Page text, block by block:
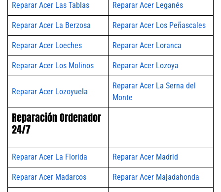
Reparar Acer Las Tablas Reparar Acer Leganés
Reparar Acer La Berzosa Reparar Acer Los Peñascales
Reparar Acer Loeches Reparar Acer Loranca
Reparar Acer Los Molinos Reparar Acer Lozoya
Reparar Acer Lozoyuela
Reparar Acer La Serna del
Monte
Reparación Ordenador
24/7
Reparar Acer La Florida Reparar Acer Madrid
Reparar Acer Madarcos Reparar Acer Majadahonda